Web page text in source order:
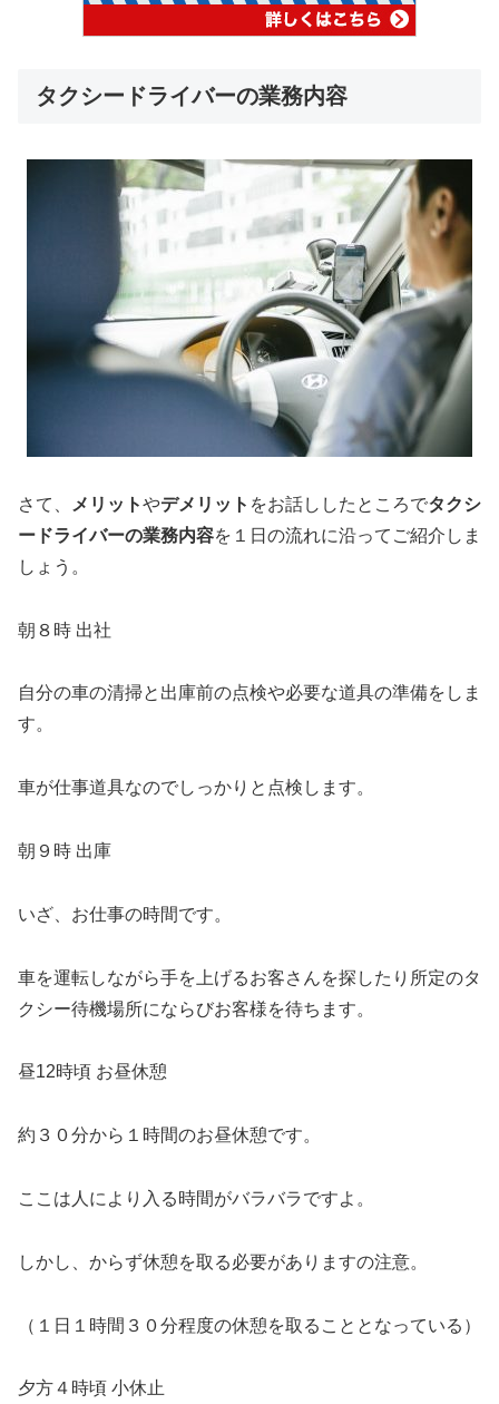
タクシードライバーの業務内容
さて、 メリットやデメリット をお話ししたところでタクシ
ードライバーの業務内容を１日の流れに沿ってご紹介しま
しょう。
朝８時 出社
自分の車の清掃と出庫前の点検や必要な道具の準備をしま
す。
車が仕事道具なのでしっかりと点検します。
朝９時 出庫
いざ、お仕事の時間です。
車を運転しながら手を上げるお客さんを探したり所定のタ
クシー待機場所にならびお客様を待ちます。
昼12時頃 お昼休憩
約３０分から１時間のお昼休憩です。
ここは人により入る時間がバラバラですよ。
しかし、からず休憩を取る必要がありますの注意。
（１日１時間３０分程度の休憩を取ることとなっている）
夕方４時頃 小休止